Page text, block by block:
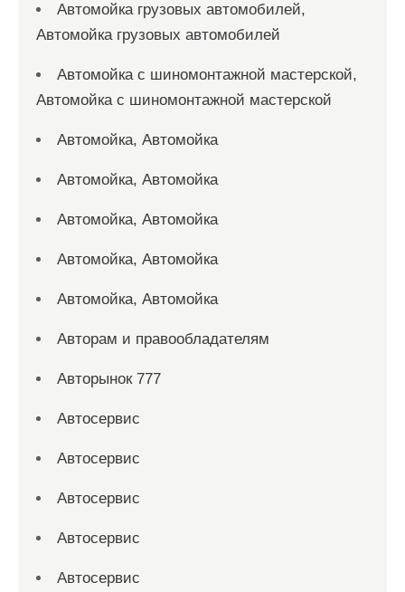
Автомойка грузовых автомобилей,
Автомойка грузовых автомобилей
Автомойка с шиномонтажной мастерской,
Автомойка с шиномонтажной мастерской
Автомойка, Автомойка
Автомойка, Автомойка
Автомойка, Автомойка
Автомойка, Автомойка
Автомойка, Автомойка
Авторам и правообладателям
Авторынок 777
Автосервис
Автосервис
Автосервис
Автосервис
Автосервис